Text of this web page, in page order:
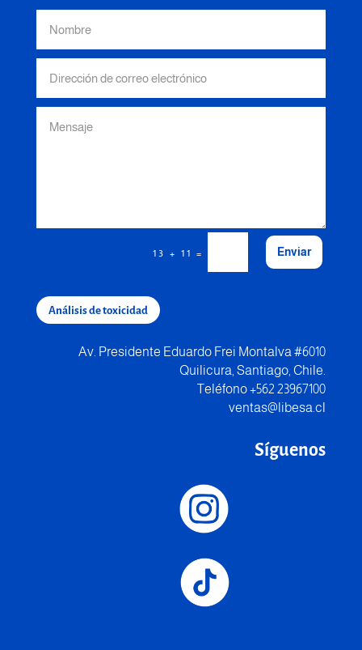
13 + 11 = Enviar
Análisis de toxicidad
Av. Presidente Eduardo Frei Montalva #6010
Quilicura, Santiago, Chile.
Teléfono +562 23967100
ventas@libesa.cl
Síguenos